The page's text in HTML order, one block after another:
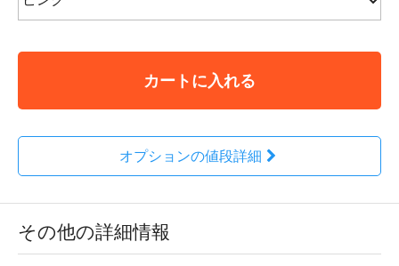
カートに入れる
オプションの値段詳細
その他の詳細情報